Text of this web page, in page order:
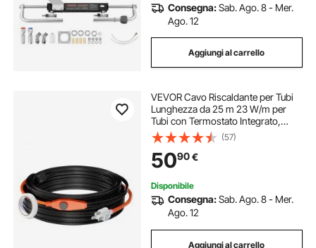
Consegna:Sab. Ago. 8 - Mer.
Ago. 12
Aggiungi al carrello
VEVOR Cavo Riscaldante per Tubi
Lunghezza da 25 m 23 W/m per
Tubi con Termostato Integrato,
Cavo Riscaldante per Tubi
dell'Acqua Protezione Tubi in PVC,
Tubi in Metallo e Plastica dal
Congelamento
(57)
5090€
Disponibile
Consegna:Sab. Ago. 8 - Mer.
Ago. 12
Aggiungi al carrello